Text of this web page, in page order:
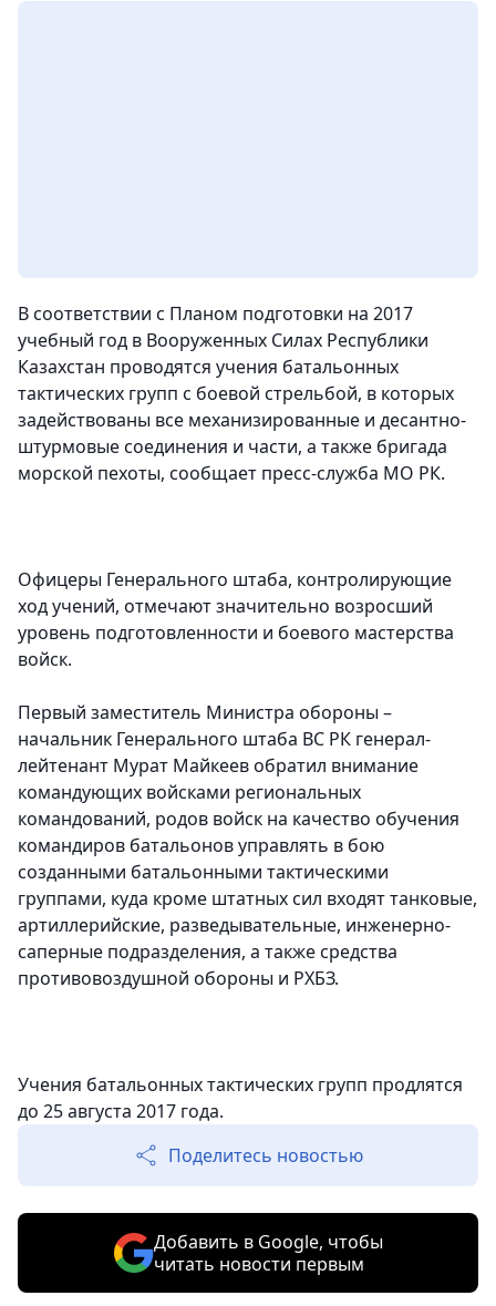
В соответствии с Планом подготовки на 2017
учебный год в Вооруженных Силах Республики
Казахстан проводятся учения батальонных
тактических групп с боевой стрельбой, в которых
задействованы все механизированные и десантно-
штурмовые соединения и части, а также бригада
морской пехоты, сообщает пресс-служба МО РК.
Офицеры Генерального штаба, контролирующие
ход учений, отмечают значительно возросший
уровень подготовленности и боевого мастерства
войск.
Первый заместитель Министра обороны –
начальник Генерального штаба ВС РК генерал-
лейтенант Мурат Майкеев обратил внимание
командующих войсками региональных
командований, родов войск на качество обучения
командиров батальонов управлять в бою
созданными батальонными тактическими
группами, куда кроме штатных сил входят танковые,
артиллерийские, разведывательные, инженерно-
саперные подразделения, а также средства
противовоздушной обороны и РХБЗ.
Учения батальонных тактических групп продлятся
до 25 августа 2017 года.
Поделитесь новостью
Добавить в Google, чтобы
читать новости первым